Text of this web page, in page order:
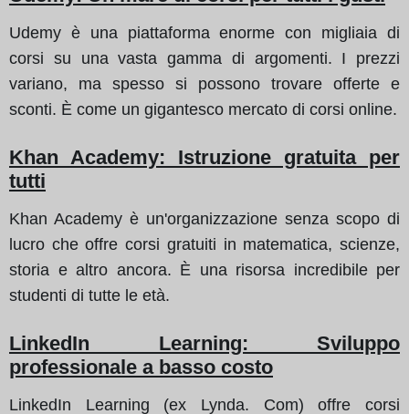
Udemy è una piattaforma enorme con migliaia di
corsi su una vasta gamma di argomenti. I prezzi
variano, ma spesso si possono trovare offerte e
sconti. È come un gigantesco mercato di corsi online.
Khan Academy: Istruzione gratuita per
tutti
Khan Academy è un'organizzazione senza scopo di
lucro che offre corsi gratuiti in matematica, scienze,
storia e altro ancora. È una risorsa incredibile per
studenti di tutte le età.
LinkedIn Learning: Sviluppo
professionale a basso costo
LinkedIn Learning (ex Lynda. Com) offre corsi